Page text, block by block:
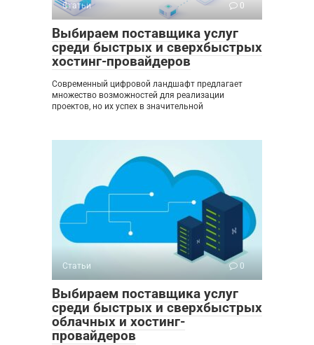
Статьи 0
Выбираем поставщика услуг
среди быстрых и сверхбыстрых
хостинг-провайдеров
Современный цифровой ландшафт предлагает
множество возможностей для реализации
проектов, но их успех в значительной
Статьи 0
Выбираем поставщика услуг
среди быстрых и сверхбыстрых
облачных и хостинг-
провайдеров